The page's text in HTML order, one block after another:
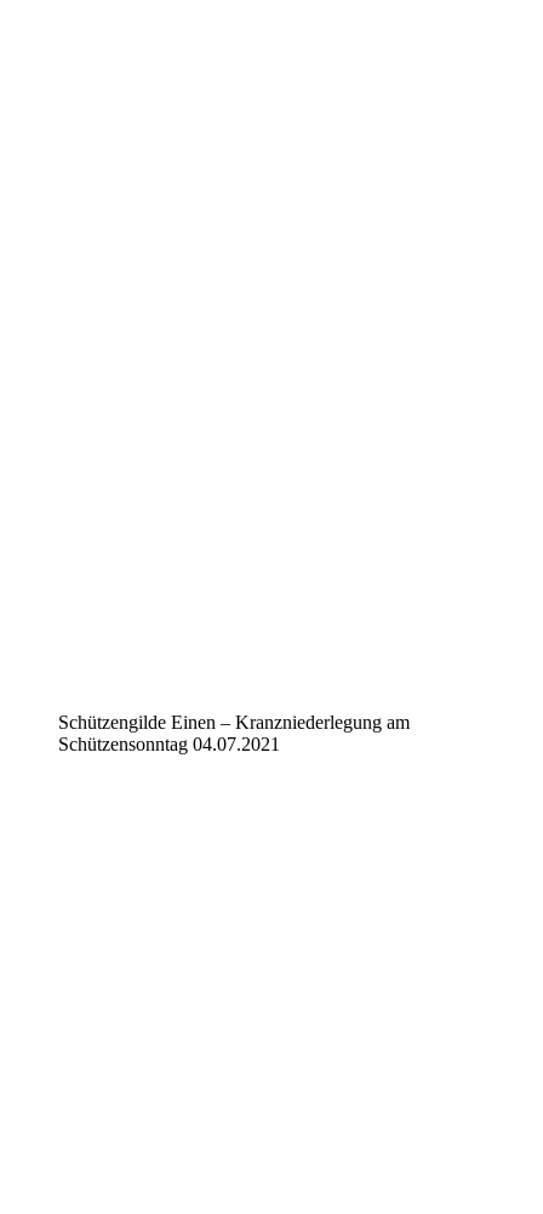
Schützengilde Einen – Kranzniederlegung am
Schützensonntag 04.07.2021